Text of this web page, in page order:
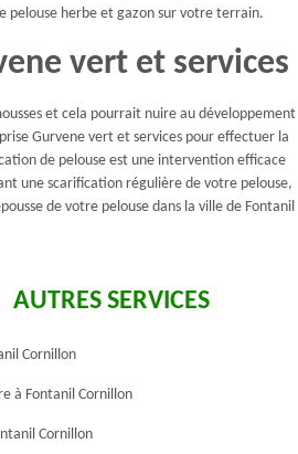
pelouse herbe et gazon sur votre terrain.
vert et services
et cela pourrait nuire au développement
Gurvene vert et services pour effectuer la
de pelouse est une intervention efficace
une scarification régulière de votre pelouse,
de votre pelouse dans la ville de Fontanil
AUTRES SERVICES
Cornillon
à Fontanil Cornillon
Cornillon